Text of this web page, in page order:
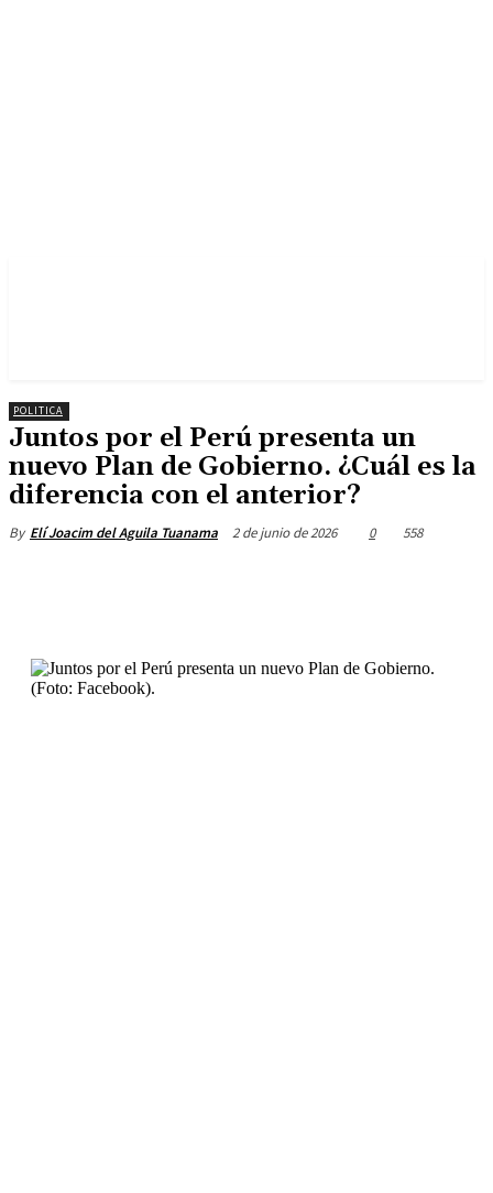
POLITICA
Juntos por el Perú presenta un
nuevo Plan de Gobierno. ¿Cuál es la
diferencia con el anterior?
By Elí Joacim del Aguila Tuanama 2 de junio de 2026 0 558